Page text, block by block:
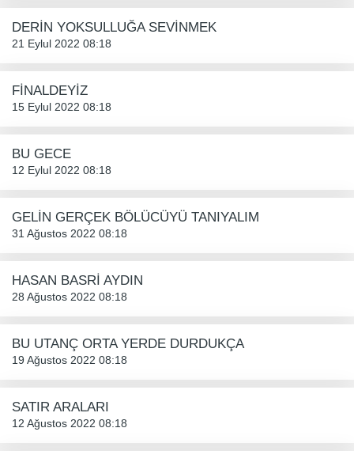
DERİN YOKSULLUĞA SEVİNMEK
21 Eylul 2022 08:18
FİNALDEYİZ
15 Eylul 2022 08:18
BU GECE
12 Eylul 2022 08:18
GELİN GERÇEK BÖLÜCÜYÜ TANIYALIM
31 Ağustos 2022 08:18
HASAN BASRİ AYDIN
28 Ağustos 2022 08:18
BU UTANÇ ORTA YERDE DURDUKÇA
19 Ağustos 2022 08:18
SATIR ARALARI
12 Ağustos 2022 08:18